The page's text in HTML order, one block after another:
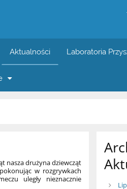
Aktualności Laboratoria
nasza drużyna dziewcząt
w rozgrywkach
uległy nieznacznie